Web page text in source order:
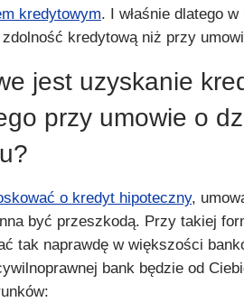
kredytowym. I właśnie dlatego
kredytową niż przy
jest uzyskanie
przy umowie o
o kredyt hipoteczny,
być przeszkodą. Przy takiej
tak naprawdę w większości
bank będzie od